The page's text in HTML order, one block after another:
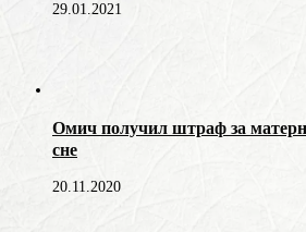
29.01.2021
Омич получил штраф за
сне
20.11.2020